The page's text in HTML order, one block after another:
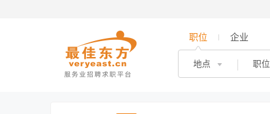
职位 企业
地点 职位